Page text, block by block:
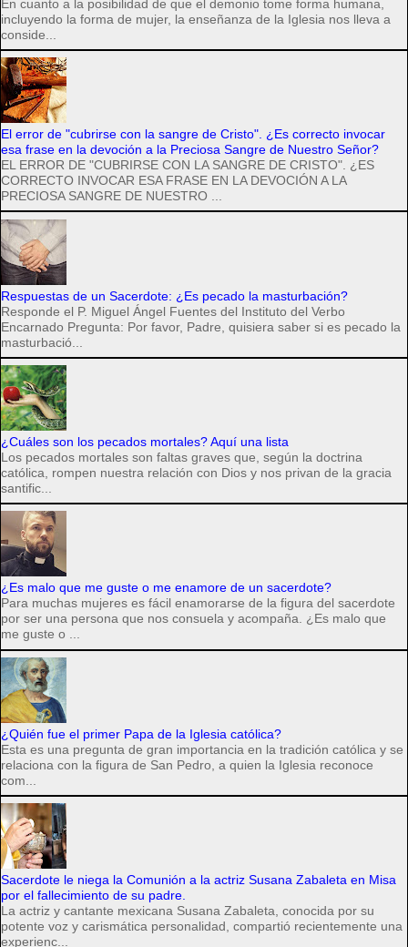
En cuanto a la posibilidad de que el demonio tome forma humana,
incluyendo la forma de mujer, la enseñanza de la Iglesia nos lleva a
conside...
El error de "cubrirse con la sangre de Cristo". ¿Es correcto invocar
esa frase en la devoción a la Preciosa Sangre de Nuestro Señor?
EL ERROR DE "CUBRIRSE CON LA SANGRE DE CRISTO". ¿ES
CORRECTO INVOCAR ESA FRASE EN LA DEVOCIÓN A LA
PRECIOSA SANGRE DE NUESTRO ...
Respuestas de un Sacerdote: ¿Es pecado la masturbación?
Responde el P. Miguel Ángel Fuentes del Instituto del Verbo
Encarnado Pregunta: Por favor, Padre, quisiera saber si es pecado la
masturbació...
¿Cuáles son los pecados mortales? Aquí una lista
Los pecados mortales son faltas graves que, según la doctrina
católica, rompen nuestra relación con Dios y nos privan de la gracia
santific...
¿Es malo que me guste o me enamore de un sacerdote?
Para muchas mujeres es fácil enamorarse de la figura del sacerdote
por ser una persona que nos consuela y acompaña. ¿Es malo que
me guste o ...
¿Quién fue el primer Papa de la Iglesia católica?
Esta es una pregunta de gran importancia en la tradición católica y se
relaciona con la figura de San Pedro, a quien la Iglesia reconoce
com...
Sacerdote le niega la Comunión a la actriz Susana Zabaleta en Misa
por el fallecimiento de su padre.
La actriz y cantante mexicana Susana Zabaleta, conocida por su
potente voz y carismática personalidad, compartió recientemente una
experienc...